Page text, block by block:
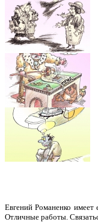
Евгений Романенко имеет
Отличные работы.